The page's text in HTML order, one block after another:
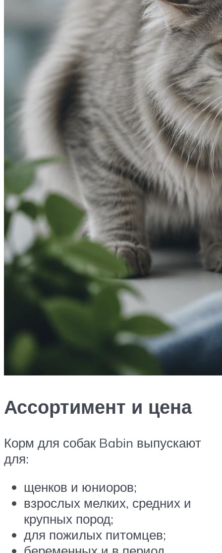
Ассортимент и цена
Корм для собак Babin выпускают
для:
щенков и юниоров;
взрослых мелких, средних и
крупных пород;
для пожилых питомцев;